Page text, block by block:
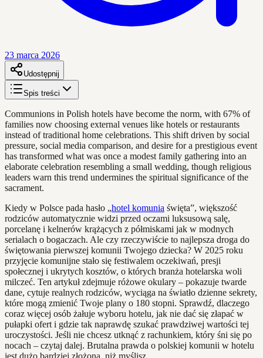
23 marca 2026
Udostępnij
Spis treści
Communions in Polish hotels have become the norm, with 67% of
families now choosing external venues like hotels or restaurants
instead of traditional home celebrations. This shift driven by social
pressure, social media comparison, and desire for a prestigious event
has transformed what was once a modest family gathering into an
elaborate celebration resembling a small wedding, though religious
leaders warn this trend undermines the spiritual significance of the
sacrament.
Kiedy w Polsce pada hasło „hotel komunia święta”, większość
rodziców automatycznie widzi przed oczami luksusową salę,
porcelanę i kelnerów krążących z półmiskami jak w modnych
serialach o bogaczach. Ale czy rzeczywiście to najlepsza droga do
świętowania pierwszej komunii Twojego dziecka? W 2025 roku
przyjęcie komunijne stało się festiwalem oczekiwań, presji
społecznej i ukrytych kosztów, o których branża hotelarska woli
milczeć. Ten artykuł zdejmuje różowe okulary – pokazuje twarde
dane, cytuje realnych rodziców, wyciąga na światło dzienne sekrety,
które mogą zmienić Twoje plany o 180 stopni. Sprawdź, dlaczego
coraz więcej osób żałuje wyboru hotelu, jak nie dać się złapać w
pułapki ofert i gdzie tak naprawdę szukać prawdziwej wartości tej
uroczystości. Jeśli nie chcesz utknąć z rachunkiem, który śni się po
nocach – czytaj dalej. Brutalna prawda o polskiej komunii w hotelu
jest dużo bardziej złożona, niż myślisz.